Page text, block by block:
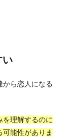
い
ら恋人になる
を理解するのに
能性がありま